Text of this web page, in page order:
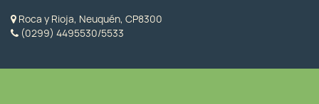
Roca y Rioja, Neuquén, CP8300
(0299) 4495530/5533